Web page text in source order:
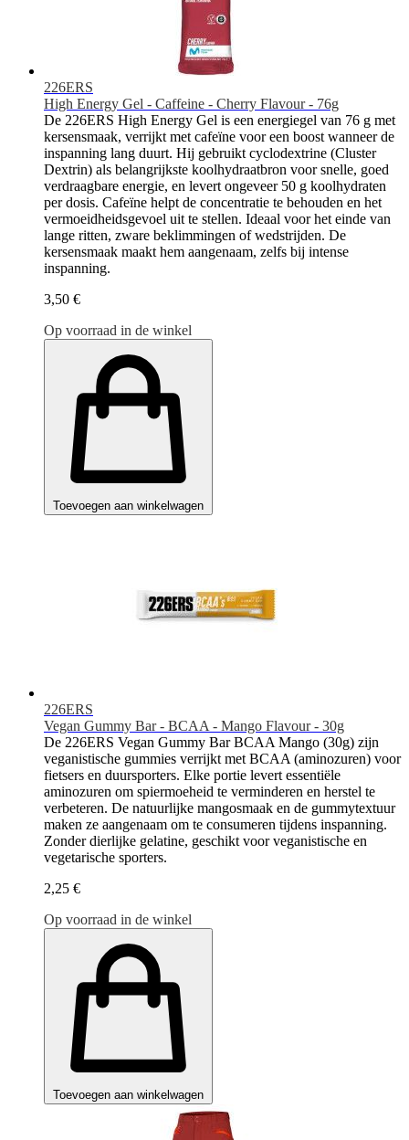
226ERS
High Energy Gel - Caffeine - Cherry Flavour - 76g
De 226ERS High Energy Gel is een energiegel van 76 g met
kersensmaak, verrijkt met cafeïne voor een boost wanneer de
inspanning lang duurt. Hij gebruikt cyclodextrine (Cluster
Dextrin) als belangrijkste koolhydraatbron voor snelle, goed
verdraagbare energie, en levert ongeveer 50 g koolhydraten
per dosis. Cafeïne helpt de concentratie te behouden en het
vermoeidheidsgevoel uit te stellen. Ideaal voor het einde van
lange ritten, zware beklimmingen of wedstrijden. De
kersensmaak maakt hem aangenaam, zelfs bij intense
inspanning.
3,50 €
Op voorraad in de winkel
Toevoegen aan winkelwagen
226ERS
Vegan Gummy Bar - BCAA - Mango Flavour - 30g
De 226ERS Vegan Gummy Bar BCAA Mango (30g) zijn
veganistische gummies verrijkt met BCAA (aminozuren) voor
fietsers en duursporters. Elke portie levert essentiële
aminozuren om spiermoeheid te verminderen en herstel te
verbeteren. De natuurlijke mangosmaak en de gummytextuur
maken ze aangenaam om te consumeren tijdens inspanning.
Zonder dierlijke gelatine, geschikt voor veganistische en
vegetarische sporters.
2,25 €
Op voorraad in de winkel
Toevoegen aan winkelwagen